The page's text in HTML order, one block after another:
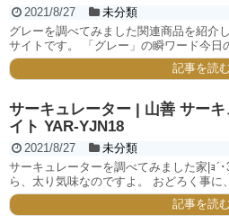
2021/8/27
未分類
グレーを調べてみました関連商品を紹介
サイトです。 「グレー」の瞬ワード今日
記事を読む
サーキュレーター | 山善 サー
イト YAR-YJN18
2021/8/27
未分類
サーキュレーターを調べてみました家|ｮ´
ら、太り気味なのですよ。 おどろく事に
記事を読む